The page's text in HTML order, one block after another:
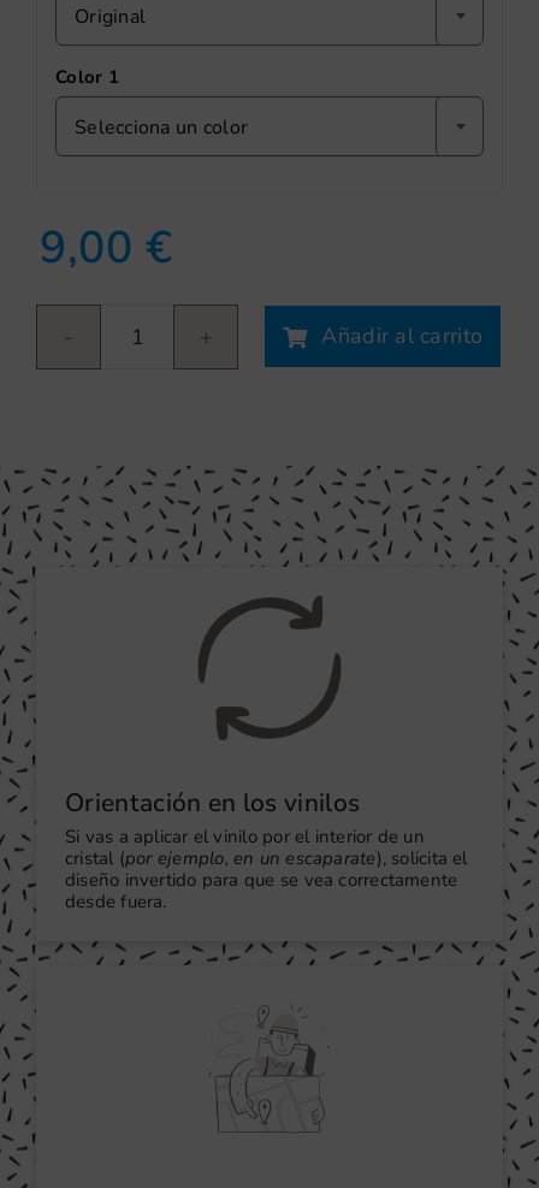
Original
Color 1
Selecciona un color
9,00 €
Fruits
fresa
Añadir al carrito
Orientación en los vinilos
Si vas a aplicar el vinilo por el interior de un
cristal (por ejemplo, en un escaparate), solicita el
diseño invertido para que se vea correctamente
desde fuera.